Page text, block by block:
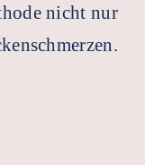
nicht nur